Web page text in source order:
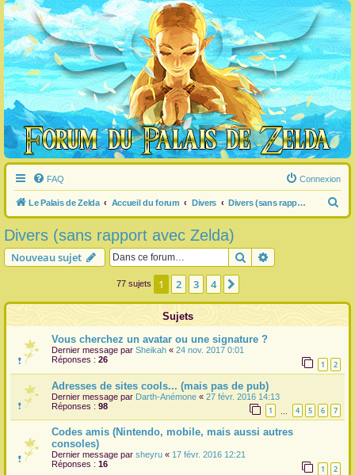
FAQ Connexion
Le Palais de Zelda Accueil du forum Divers Divers (sans rapport avec Zelda)
e
r
Divers (sans rapport avec Zelda)
Nouveau sujet Rechercher
77 sujets 1 2 3 4
Sujets
Vous cherchez un avatar ou une signature ?
Dernier message par Sheikah « 24 nov. 2017 0:01
Réponses : 26 1 2
Adresses de sites cools... (mais pas de pub)
Dernier message par Darth-Anémone « 27 févr. 2016 14:13
Réponses : 98 1 4 5 6 7
Codes amis (Nintendo, mobile, mais aussi autres
consoles)
Dernier message par sheyru « 17 févr. 2016 12:21
Réponses : 16 1 2